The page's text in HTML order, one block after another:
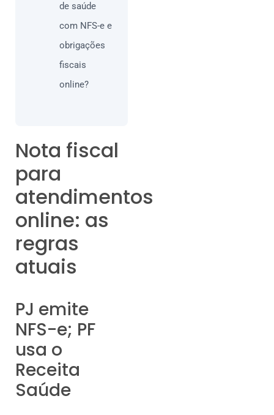
de saúde
com NFS-e e
obrigações
fiscais
online?
Nota fiscal
para
atendimentos
online: as
regras
atuais
PJ emite
NFS-e; PF
usa o
Receita
Saúde